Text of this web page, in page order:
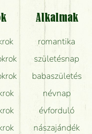
képen van?
szállításáról?
friss a csokor?
boltban?
Alkalmak
romantika
születésnap
babaszületés
névnap
évforduló
nászajándék